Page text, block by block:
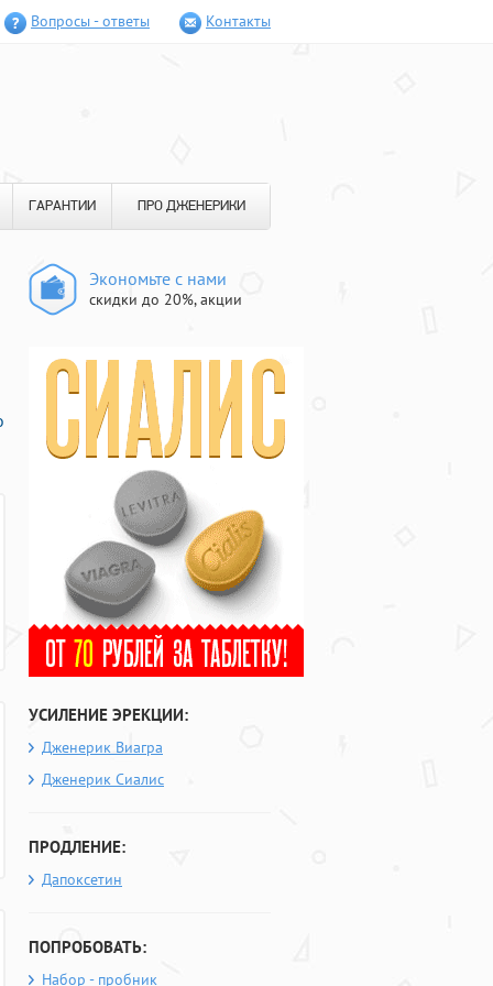
Вопросы - ответы Контакты
ГАРАНТИИ ПРО ДЖЕНЕРИКИ
Экономьте с нами
скидки до 20%, акции
УСИЛЕНИЕ ЭРЕКЦИИ:
Дженерик Виагра
Дженерик Сиалис
ПРОДЛЕНИЕ:
Дапоксетин
ПОПРОБОВАТЬ:
Набор - пробник